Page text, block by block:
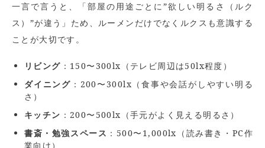
一言で言うと、「部屋の用途ごとに”欲しい明るさ（ルク
ス）”が違う」ため、ルーメンだけでなくルクスも意識する
ことが大切です。
リビング ：150〜300lx（テレビ周辺は50lx程度）
ダイニング ：200〜300lx（食事や会話がしやすい明る
さ）
キッチン ：200〜500lx（手元がよく見える明るさ）
書斎・勉強スペース ：500〜1,000lx（読み書き・PC作
業向け）